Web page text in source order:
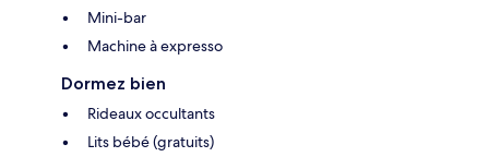
Mini-bar
Machine à expresso
Dormez bien
Rideaux occultants
Lits bébé (gratuits)